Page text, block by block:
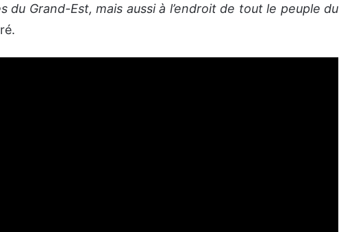
du Grand-Est, mais aussi à l’endroit de tout le peuple du